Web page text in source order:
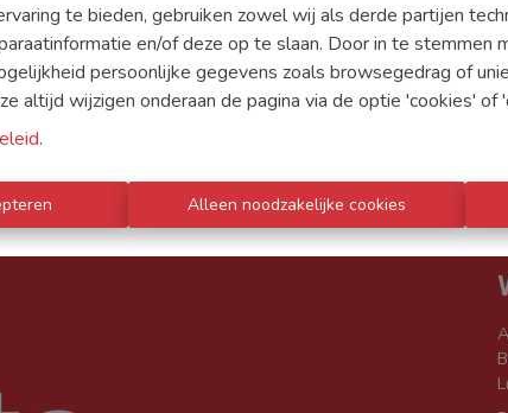
te bieden, gebruiken zowel wij als derde partijen
en/of deze op te slaan. Door in te stemmen
persoonlijke gegevens zoals browsegedrag of
altijd wijzigen onderaan de pagina via de optie 'cookies' of
.
Alleen noodzakelijke cookies
DIENSTEN WAT ZOEKT U CONTACT